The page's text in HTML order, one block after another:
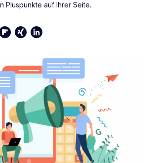
Pluspunkte auf Ihrer Seite.
XINGLinkedIn